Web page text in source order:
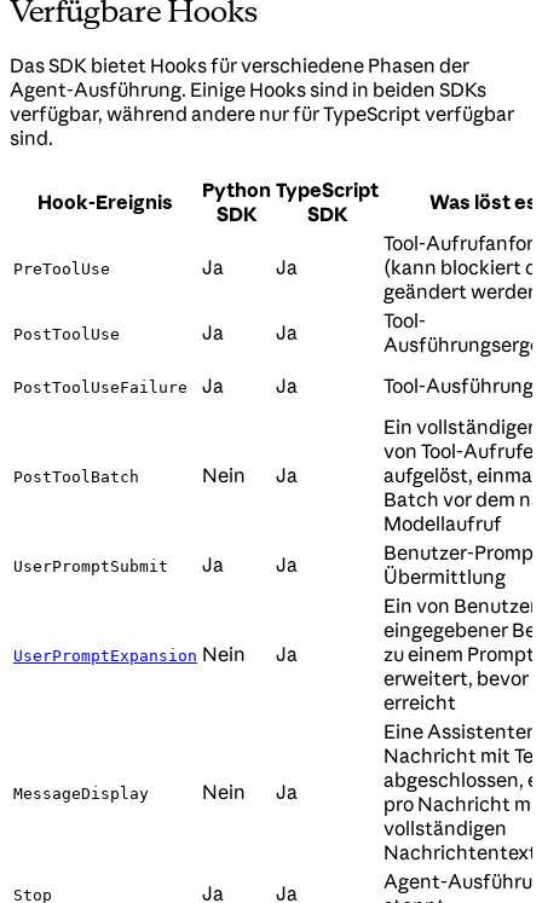
Verfügbare Hooks
Das SDK bietet Hooks für verschiedene Phasen der
Agent-Ausführung. Einige Hooks sind in beiden SDKs
verfügbar, während andere nur für TypeScript verfügbar
sind.
Hook-Ereignis
Python
SDK
TypeScript
SDK
Was löst es
PreToolUse Ja Ja
Tool-
(kann blockiert
geändert
PostToolUse Ja Ja
Tool-
PostToolUseFailure Ja Ja Tool-
PostToolBatch Nein Ja
Ein vollständiger
von Tool-
aufgelöst, einmal
Batch vor dem
Modellaufruf
UserPromptSubmit Ja Ja
Benutzer-
Übermittlung
UserPromptExpansion Nein Ja
Ein von
eingegebener
zu einem Prompt
erweitert, bevor
erreicht
MessageDisplay Nein Ja
Eine
Nachricht mit
abgeschlossen,
pro Nachricht
vollständigen
Nachrichtentext
Stop Ja Ja
Agent-